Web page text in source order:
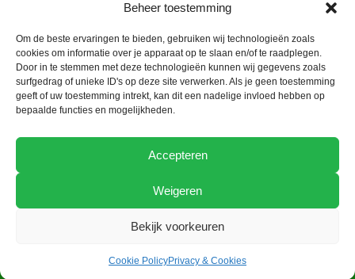
Beheer toestemming
Om de beste ervaringen te bieden, gebruiken wij technologieën zoals
cookies om informatie over je apparaat op te slaan en/of te raadplegen.
Door in te stemmen met deze technologieën kunnen wij gegevens zoals
surfgedrag of unieke ID's op deze site verwerken. Als je geen toestemming
geeft of uw toestemming intrekt, kan dit een nadelige invloed hebben op
bepaalde functies en mogelijkheden.
Accepteren
Weigeren
Bekijk voorkeuren
Cookie PolicyPrivacy & Cookies
NOUVELLES
La gamme Bobcat, un atout clé dans la
prévention des incendies de forêt